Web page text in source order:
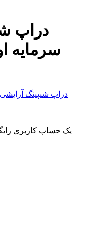
دراپ
سرمایه
دراپ شیپینگ
یک حساب کاربری